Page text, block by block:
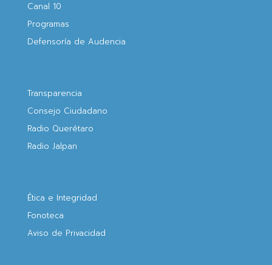
Canal 10
Programas
Defensoría de Audencia
Transparencia
Consejo Ciudadano
Radio Querétaro
Radio Jalpan
Ética e Integridad
Fonoteca
Aviso de Privacidad